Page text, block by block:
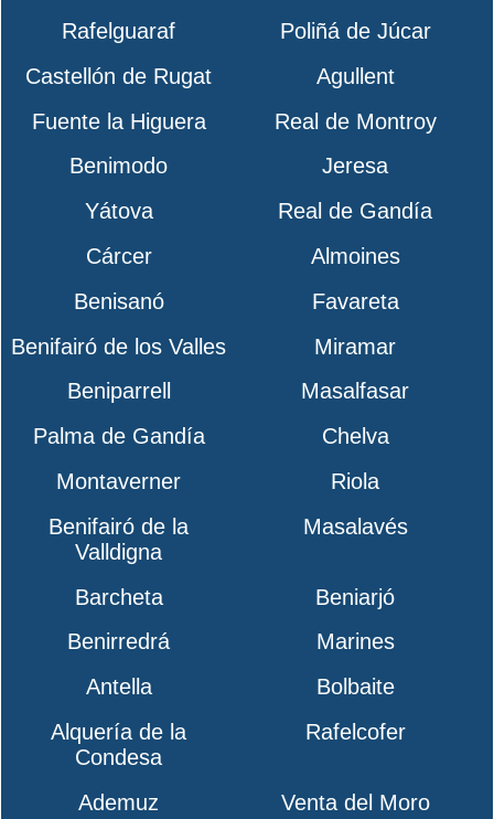
Rafelguaraf
Poliñá de Júcar
Castellón de Rugat
Agullent
Fuente la Higuera
Real de Montroy
Benimodo
Jeresa
Yátova
Real de Gandía
Cárcer
Almoines
Benisanó
Favareta
Benifairó de los Valles
Miramar
Beniparrell
Masalfasar
Palma de Gandía
Chelva
Montaverner
Riola
Benifairó de la
Valldigna
Masalavés
Barcheta
Beniarjó
Benirredrá
Marines
Antella
Bolbaite
Alquería de la
Condesa
Rafelcofer
Ademuz
Venta del Moro